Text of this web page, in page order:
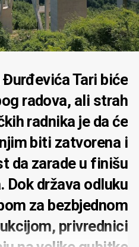
Tari biće
radova, ali strah
radnika je da će
biti zatvorena i
da zarade u finišu
država odluku
za bezbjednom
privrednici